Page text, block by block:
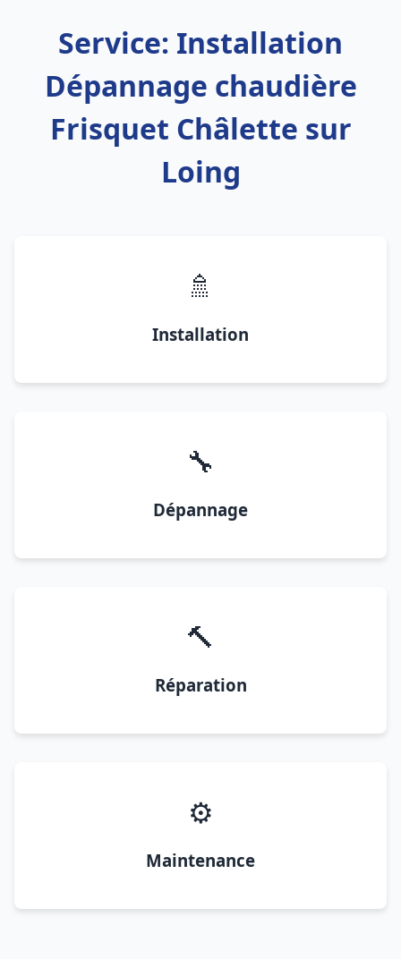
Service: Installation
Dépannage chaudière
Frisquet Châlette sur
Loing
🚿
Installation
🔧
Dépannage
🔨
Réparation
⚙️
Maintenance